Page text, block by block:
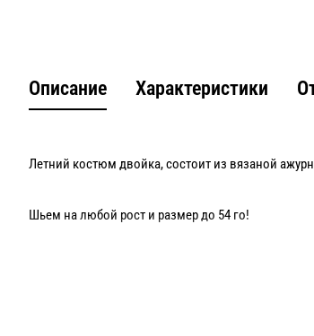
Описание Характеристики
Летний костюм двойка, состоит из вязаной
Шьем на любой рост и размер до 54 го!